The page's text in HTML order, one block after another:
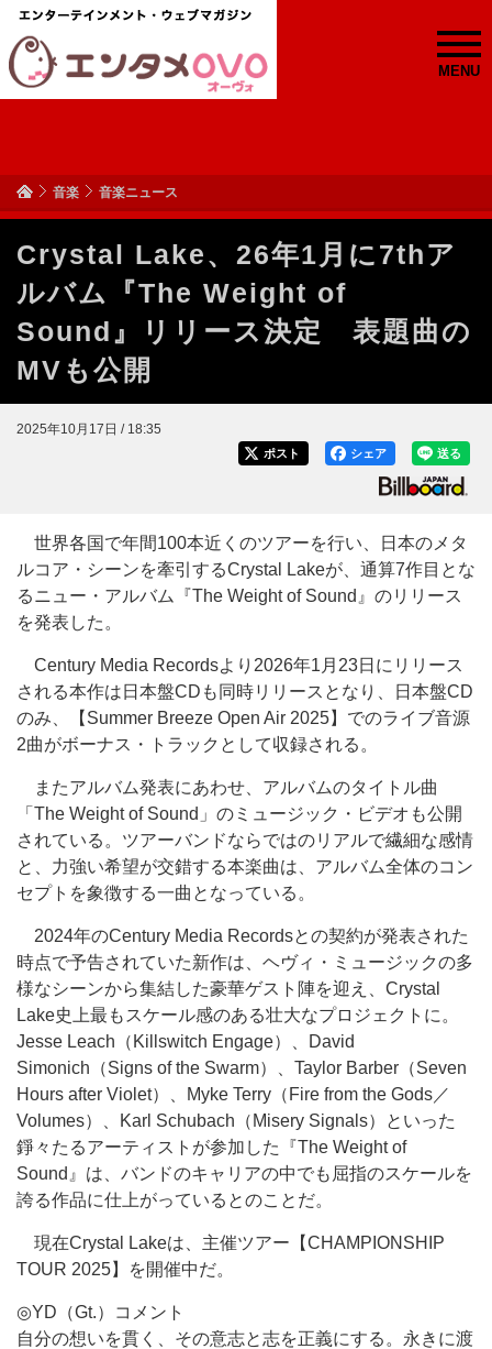
MENU
音楽 音楽ニュース
Crystal Lake、26年1月に7thア
ルバム『The Weight of
Sound』リリース決定 表題曲の
MVも公開
2025年10月17日 / 18:35
送る
シェア
ポスト
世界各国で年間100本近くのツアーを行い、日本のメタ
ルコア・シーンを牽引するCrystal Lakeが、通算7作目とな
るニュー・アルバム『The Weight of Sound』のリリース
を発表した。
Century Media Recordsより2026年1月23日にリリース
される本作は日本盤CDも同時リリースとなり、日本盤CD
のみ、【Summer Breeze Open Air 2025】でのライブ音源
2曲がボーナス・トラックとして収録される。
またアルバム発表にあわせ、アルバムのタイトル曲
「The Weight of Sound」のミュージック・ビデオも公開
されている。ツアーバンドならではのリアルで繊細な感情
と、力強い希望が交錯する本楽曲は、アルバム全体のコン
セプトを象徴する一曲となっている。
2024年のCentury Media Recordsとの契約が発表された
時点で予告されていた新作は、ヘヴィ・ミュージックの多
様なシーンから集結した豪華ゲスト陣を迎え、Crystal
Lake史上最もスケール感のある壮大なプロジェクトに。
Jesse Leach（Killswitch Engage）、David
Simonich（Signs of the Swarm）、Taylor Barber（Seven
Hours after Violet）、Myke Terry（Fire from the Gods／
Volumes）、Karl Schubach（Misery Signals）といった
錚々たるアーティストが参加した『The Weight of
Sound』は、バンドのキャリアの中でも屈指のスケールを
誇る作品に仕上がっているとのことだ。
現在Crystal Lakeは、主催ツアー【CHAMPIONSHIP
TOUR 2025】を開催中だ。
◎YD（Gt.）コメント
自分の想いを貫く、その意志と志を正義にする。永きに渡